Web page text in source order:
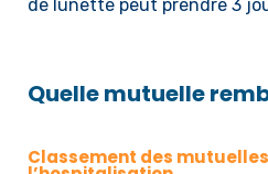
de lunette peut prendre 3
Quelle mutuelle
Classement des